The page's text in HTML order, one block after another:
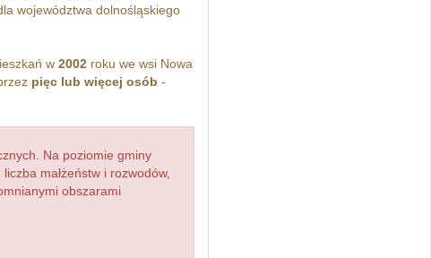
województwa dolnośląskiego
w 2002roku we wsi Nowa
pięc lub więcej osób -
Na poziomie gminy
małżeństw i rozwodów,
obszarami